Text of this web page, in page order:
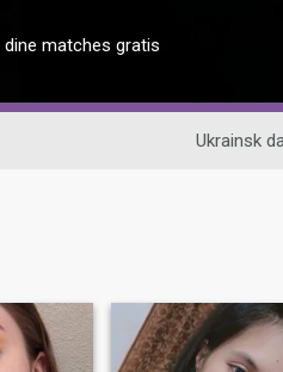
dine matches gratis
Ukrainsk